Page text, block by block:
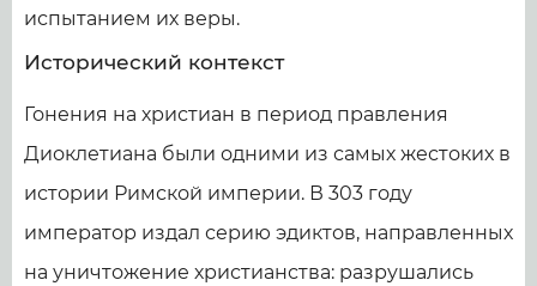
испытанием их веры.
Исторический контекст
Гонения на христиан в период правления
Диоклетиана были одними из самых жестоких в
истории Римской империи. В 303 году
император издал серию эдиктов, направленных
на уничтожение христианства: разрушались